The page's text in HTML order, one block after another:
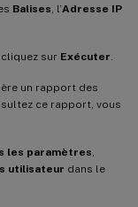
Balises , l’Adresse IP
sur Exécuter
un rapport des
ce rapport, vous
les paramètres
utilisateur dans le